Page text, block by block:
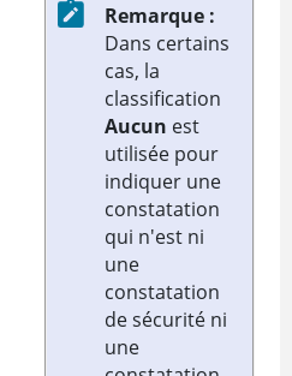
Remarque :
Dans certains
cas, la
classification
Aucun est
utilisée pour
indiquer une
constatation
qui n'est ni
une
constatation
de sécurité ni
une